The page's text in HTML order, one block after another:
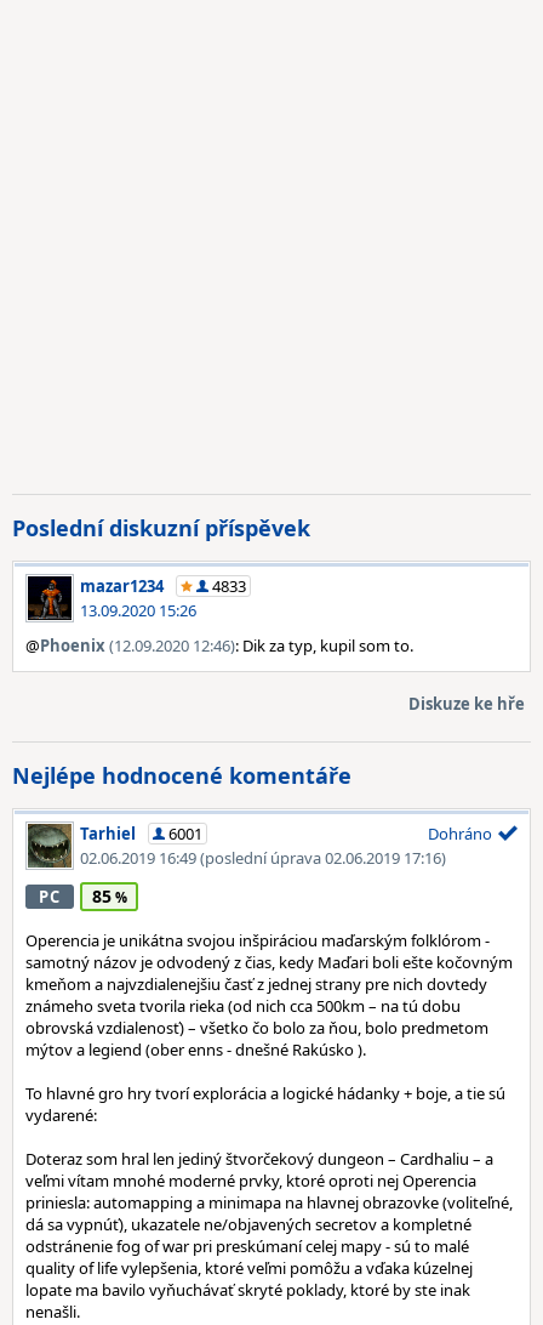
Poslední diskuzní příspěvek
mazar1234
4833
13.09.2020 15:26
@Phoenix(12.09.2020 12:46): Dik za typ, kupil som to.
Diskuze ke hře
Nejlépe hodnocené komentáře
Tarhiel
6001
02.06.2019 16:49(poslední úprava 02.06.2019 17:16)
Dohráno
PC 85
Operencia je unikátna svojou inšpiráciou maďarským folklórom -
samotný názov je odvodený z čias, kedy Maďari boli ešte kočovným
kmeňom a najvzdialenejšiu časť z jednej strany pre nich dovtedy
známeho sveta tvorila rieka (od nich cca 500km – na tú dobu
obrovská vzdialenosť) – všetko čo bolo za ňou, bolo predmetom
mýtov a legiend (ober enns - dnešné Rakúsko ).
To hlavné gro hry tvorí explorácia a logické hádanky + boje, a tie sú
vydarené:
Doteraz som hral len jediný štvorčekový dungeon – Cardhaliu – a
veľmi vítam mnohé moderné prvky, ktoré oproti nej Operencia
priniesla: automapping a minimapa na hlavnej obrazovke (voliteľné,
dá sa vypnúť), ukazatele ne/objavených secretov a kompletné
odstránenie fog of war pri preskúmaní celej mapy - sú to malé
quality of life vylepšenia, ktoré veľmi pomôžu a vďaka kúzelnej
lopate ma bavilo vyňuchávať skryté poklady, ktoré by ste inak
nenašli.